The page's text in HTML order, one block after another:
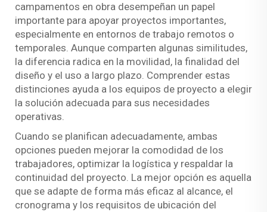
campamentos en obra desempeñan un papel
importante para apoyar proyectos importantes,
especialmente en entornos de trabajo remotos o
temporales. Aunque comparten algunas similitudes,
la diferencia radica en la movilidad, la finalidad del
diseño y el uso a largo plazo. Comprender estas
distinciones ayuda a los equipos de proyecto a elegir
la solución adecuada para sus necesidades
operativas.
Cuando se planifican adecuadamente, ambas
opciones pueden mejorar la comodidad de los
trabajadores, optimizar la logística y respaldar la
continuidad del proyecto. La mejor opción es aquella
que se adapte de forma más eficaz al alcance, el
cronograma y los requisitos de ubicación del